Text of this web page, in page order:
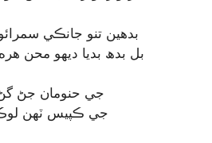
بدھين تنو جانڪي
بل بدھ بديا ديهو محن
جي حنومان جڻ
جي ڪپيس ٽهن لوڪ